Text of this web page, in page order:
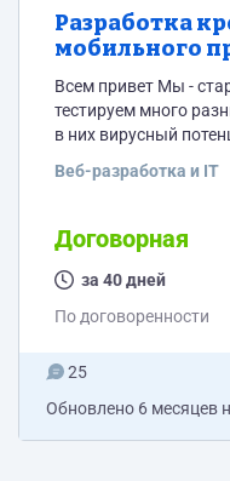
Разработка
мобильного
студию
Всем привет Мы - стартап-
тестируем много
в них вирусный
продать компаниями
мы делаем по похоже
Если видна
инвестиции от
Веб-разработка и IT
Договорная
за 40 дней
По договоренности
25
Обновлено 6 месяцев